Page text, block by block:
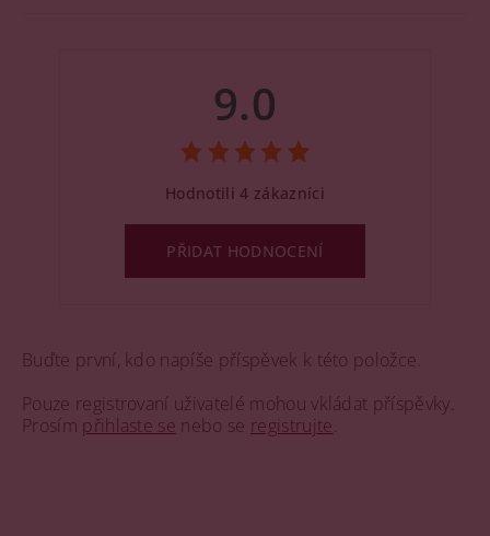
Buďte první, kdo napíše příspěvek k této položce.
Pouze registrovaní uživatelé mohou vkládat příspěvky.
Prosím přihlaste se nebo se registrujte
9.0
Hodnotili 4 zákazníci
PŘIDAT HODNOCENÍ